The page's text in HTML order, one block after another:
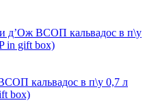
кальвадос в п\у 0,7 л
box)